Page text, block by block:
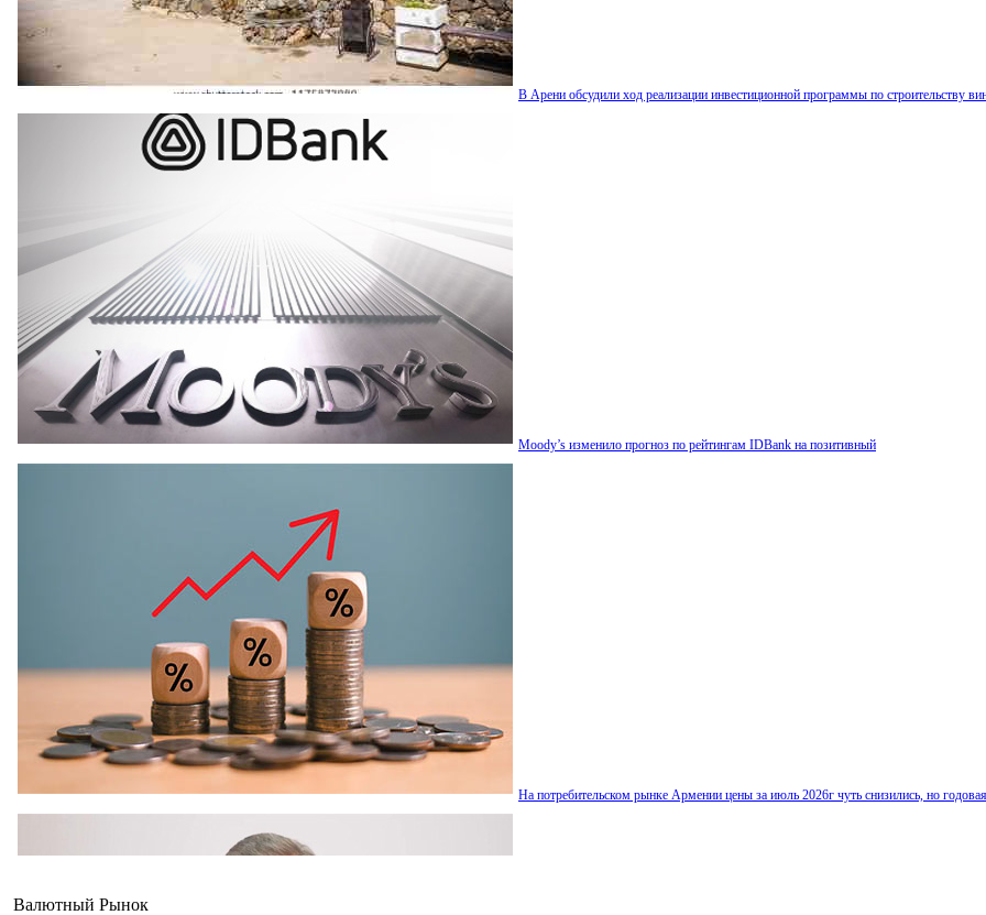
В Арени обсудили ход реализации инвестиционной программы по строительству
Moody’s изменило прогноз по рейтингам IDBank на позитивный
На потребительском рынке Армении цены за июль 2026г чуть снизились, но
Валютный Рынок